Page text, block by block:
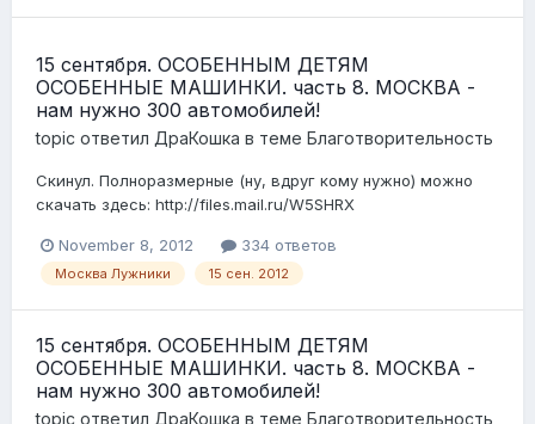
15 сентября. ОСОБЕННЫМ ДЕТЯМ
ОСОБЕННЫЕ МАШИНКИ. часть 8. МОСКВА -
нам нужно 300 автомобилей!
topic ответил ДраКошка в теме Благотворительность
Скинул. Полноразмерные (ну, вдруг кому нужно) можно
скачать здесь: http://files.mail.ru/W5SHRX
November 8, 2012 334 ответов
Москва Лужники 15 сен. 2012
15 сентября. ОСОБЕННЫМ ДЕТЯМ
ОСОБЕННЫЕ МАШИНКИ. часть 8. МОСКВА -
нам нужно 300 автомобилей!
topic ответил ДраКошка в теме Благотворительность